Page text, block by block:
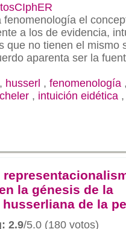
fenomenología el
a los de evidencia,
que no tienen el mismo
aparenta ser la
, husserl , fenomenología
, intuición eidética
la génesis de la
de la
2.9/5.0 (180 votos)